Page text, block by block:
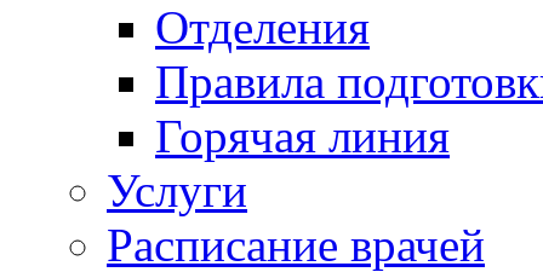
Отделения
Правила
Горячая линия
Услуги
Расписание врачей